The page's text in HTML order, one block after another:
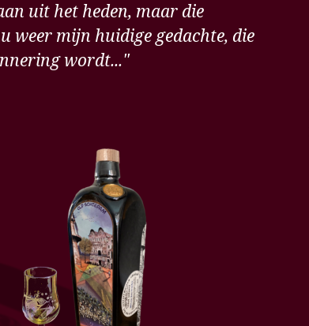
uit het heden, maar die
weer mijn huidige gedachte, die
wordt..."